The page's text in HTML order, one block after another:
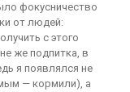
фокусничество
от людей:
с этого
же подпитка, в
я появлялся не
— кормили), а